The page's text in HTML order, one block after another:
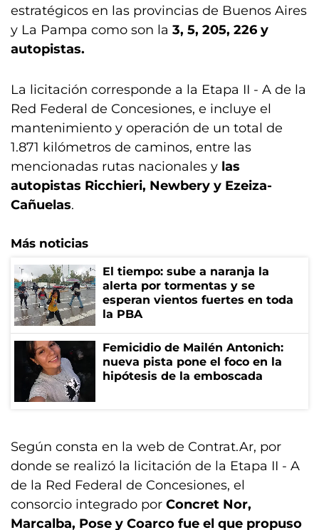
estratégicos en las provincias de Buenos Aires
y La Pampa como son la 3, 5, 205, 226 y
autopistas.
La licitación corresponde a la Etapa II - A de la
Red Federal de Concesiones, e incluye el
mantenimiento y operación de un total de
1.871 kilómetros de caminos, entre las
mencionadas rutas nacionales y las
autopistas Ricchieri, Newbery y Ezeiza-
Cañuelas.
Más noticias
El tiempo: sube a naranja la
alerta por tormentas y se
esperan vientos fuertes en toda
la PBA
Femicidio de Mailén Antonich:
nueva pista pone el foco en la
hipótesis de la emboscada
Según consta en la web de Contrat.Ar, por
donde se realizó la licitación de la Etapa II - A
de la Red Federal de Concesiones, el
consorcio integrado por Concret Nor,
Marcalba, Pose y Coarco fue el que propuso